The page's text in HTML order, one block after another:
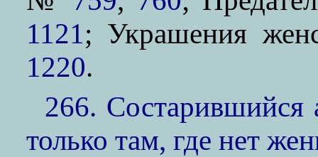
1121; Украшения
1220.
266. Состарившийся
только там, где нет